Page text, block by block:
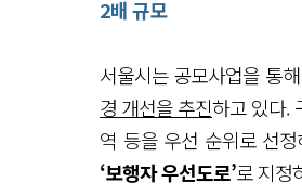
2배 규모
서울시는 공모사업을 통해
경 개선을 추진하고 있다.
역 등을 우선 순위로 선
‘보행자 우선도로’로 지정